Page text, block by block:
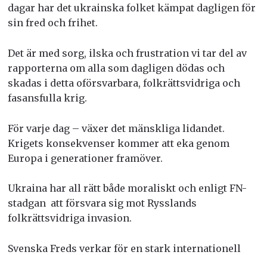
dagar har det ukrainska folket kämpat dagligen för
sin fred och frihet.
Det är med sorg, ilska och frustration vi tar del av
rapporterna om alla som dagligen dödas och
skadas i detta oförsvarbara, folkrättsvidriga och
fasansfulla krig.
För varje dag – växer det mänskliga lidandet.
Krigets konsekvenser kommer att eka genom
Europa i generationer framöver.
Ukraina har all rätt både moraliskt och enligt FN-
stadgan att försvara sig mot Rysslands
folkrättsvidriga invasion.
Svenska Freds verkar för en stark internationell